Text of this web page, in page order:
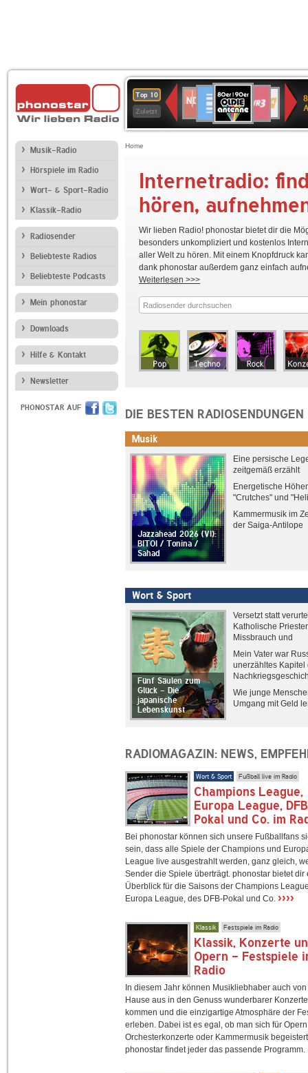
Top 10
Zuletzt
Deutschlandfunk
80er
90er
OLDIE
ANTENNE
SWR3
SWR
Kultur
NDR
2
Musik-Radio
Hörspiele im Radio
Wort- & Sport-Radio
Klassik-Radio
Radiosender
Beliebteste Radios
Beliebteste Podcasts
Mein phonostar
Downloads
Hilfe & Kontakt
Newsletter
PHONOSTAR AUF
Home
Internetradio:
hören,
Wir lieben Radio! phonostar bietet dir die
besonders unkompliziert und kostenlos
aller Welt zu hören. Mit einem Knopfdruck
dank phonostar außerdem ganz einfach
Weiterlesen >>>
hr2-
kultur
NDR
RADIO
BOB!
Bayern
Deutschlandfunk 80er
90er
OLDIE
ANTENNE
WDR
4
BR-
KLASSIK
DIE BESTEN RADIOSENDUNGEN
Musik
Jazzahead 2026 (VI):
BITOI / Tonina /
Sahad
Eine persische
zeitgemäß erzählt
Energetische
"Crutches" und
Kammermusik im
der Saiga-Antilope
Wort & Sport
Fünf Säulen zum
Glück - Die
japanische
Lebenskunst
Versetzt statt
Katholische
Missbrauch und
Strafvereitlung
Mein Vater war
unerzähltes Kapitel
Wie junge
Umgang mit Geld
RADIOMAGAZIN: NEWS,
Wort & Sport Fußball live im Radio
Champions League,
Europa League,
Pokal und Co. im
Bei phonostar können sich unsere Fußballfans
sein, dass alle Spiele der Champions und
League live ausgestrahlt werden, ganz gleich,
Sender die Spiele überträgt. phonostar bietet dir
Überblick für die Saisons der Champions
Europa League, des DFB-Pokal und Co. ››››
Klassik Festspiele im Radio
Klassik, Konzerte
Opern - Festspiele
Radio
In diesem Jahr können Musikliebhaber auch von
Hause aus in den Genuss wunderbarer Konzerte
kommen und die einzigartige Atmosphäre der
erleben. Dabei ist es egal, ob man sich für
Orchesterkonzerte oder Kammermusik
phonostar findet jeder das passende Programm.